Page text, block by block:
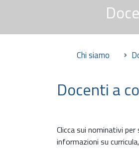
Chi siamo
Docenti a
Clicca sui nominativi
informazioni su